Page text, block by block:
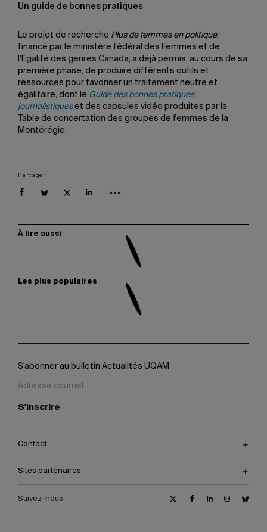
Un guide de bonnes pratiques
Le projet de recherche Plus de femmes en politique,
financé par le ministère fédéral des Femmes et de
l’Égalité des genres Canada, a déjà permis, au cours de sa
première phase, de produire différents outils et
ressources pour favoriser un traitement neutre et
égalitaire, dont le Guide des bonnes pratiques
journalistiqueset des capsules vidéo produites par la
Table de concertation des groupes de femmes de la
Montérégie.
Partager
À lire aussi
Les plus populaires
S’abonner au bulletin Actualités UQAM
S'inscrire
Contact
Sites partenaires
Suivez-nous